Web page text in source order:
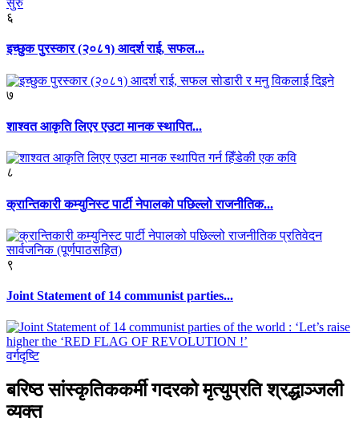
६
इच्छुक पुरस्कार (२०८१) आदर्श राई, सफल...
७
शाश्वत आकृति लिएर एउटा मानक स्थापित...
८
क्रान्तिकारी कम्युनिस्ट पार्टी नेपालको पछिल्लो राजनीतिक...
९
Joint Statement of 14 communist parties...
वर्गदृष्टि
बरिष्ठ सांस्कृतिककर्मी गदरको मृत्युप्रति श्रद्धाञ्जली
व्यक्त